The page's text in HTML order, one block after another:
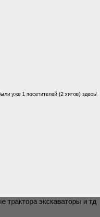
уже 1 посетителей (2 хитов) здесь!
трактора экскаваторы и тд